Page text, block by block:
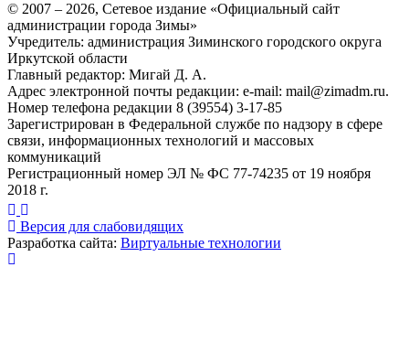
© 2007 – 2026, Сетевое издание «Официальный сайт
администрации города Зимы»
Учредитель: администрация Зиминского городского округа
Иркутской области
Главный редактор: Мигай Д. А.
Адрес электронной почты редакции: e-mail: mail@zimadm.ru.
Номер телефона редакции 8 (39554) 3-17-85
Зарегистрирован в Федеральной службе по надзору в сфере
связи, информационных технологий и массовых
коммуникаций
Регистрационный номер ЭЛ № ФС 77-74235 от 19 ноября
2018 г.
Версия для слабовидящих
Разработка сайта: Виртуальные технологии